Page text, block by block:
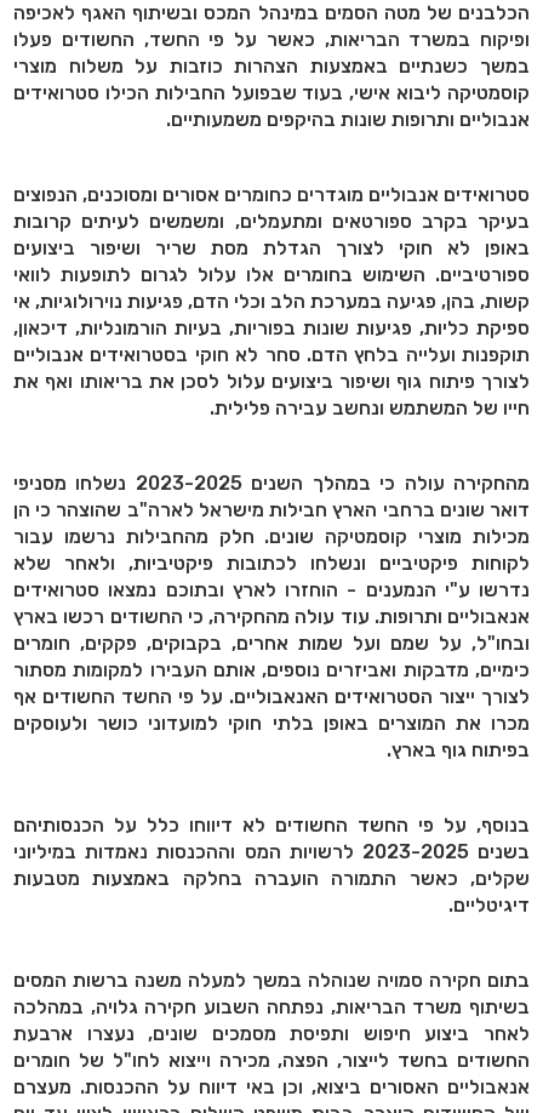
הכלבנים של מטה הסמים במינהל המכס ובשיתוף האגף לאכיפה
ופיקוח במשרד הבריאות, כאשר על פי החשד, החשודים פעלו
במשך כשנתיים באמצעות הצהרות כוזבות על משלוח מוצרי
קוסמטיקה ליבוא אישי, בעוד שבפועל החבילות הכילו סטרואידים
אנבוליים ותרופות שונות בהיקפים משמעותיים.
סטרואידים אנבוליים מוגדרים כחומרים אסורים ומסוכנים, הנפוצים
בעיקר בקרב ספורטאים ומתעמלים, ומשמשים לעיתים קרובות
באופן לא חוקי לצורך הגדלת מסת שריר ושיפור ביצועים
ספורטיביים. השימוש בחומרים אלו עלול לגרום לתופעות לוואי
קשות, בהן, פגיעה במערכת הלב וכלי הדם, פגיעות נוירולוגיות, אי
ספיקת כליות, פגיעות שונות בפוריות, בעיות הורמונליות, דיכאון,
תוקפנות ועלייה בלחץ הדם. סחר לא חוקי בסטרואידים אנבוליים
לצורך פיתוח גוף ושיפור ביצועים עלול לסכן את בריאותו ואף את
חייו של המשתמש ונחשב עבירה פלילית.
מהחקירה עולה כי במהלך השנים 2023-2025 נשלחו מסניפי
דואר שונים ברחבי הארץ חבילות מישראל לארה"ב שהוצהר כי הן
מכילות מוצרי קוסמטיקה שונים. חלק מהחבילות נרשמו עבור
לקוחות פיקטיביים ונשלחו לכתובות פיקטיביות, ולאחר שלא
נדרשו ע"י הנמענים - הוחזרו לארץ ובתוכם נמצאו סטרואידים
אנאבוליים ותרופות. עוד עולה מהחקירה, כי החשודים רכשו בארץ
ובחו"ל, על שמם ועל שמות אחרים, בקבוקים, פקקים, חומרים
כימיים, מדבקות ואביזרים נוספים, אותם העבירו למקומות מסתור
לצורך ייצור הסטרואידים האנאבוליים. על פי החשד החשודים אף
מכרו את המוצרים באופן בלתי חוקי למועדוני כושר ולעוסקים
בפיתוח גוף בארץ.
בנוסף, על פי החשד החשודים לא דיווחו כלל על הכנסותיהם
בשנים 2023-2025 לרשויות המס וההכנסות נאמדות במיליוני
שקלים, כאשר התמורה הועברה בחלקה באמצעות מטבעות
דיגיטליים.
בתום חקירה סמויה שנוהלה במשך למעלה משנה ברשות המסים
בשיתוף משרד הבריאות, נפתחה השבוע חקירה גלויה, במהלכה
לאחר ביצוע חיפוש ותפיסת מסמכים שונים, נעצרו ארבעת
החשודים בחשד לייצור, הפצה, מכירה וייצוא לחו"ל של חומרים
אנאבוליים האסורים ביצוא, וכן באי דיווח על ההכנסות. מעצרם